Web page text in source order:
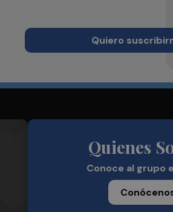
Quiero
Quienes
Conoce al grupo